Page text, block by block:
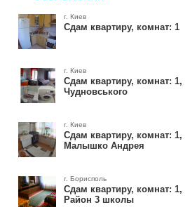
г. Киев
Сдам квартиру, комнат: 1
г. Киев
Сдам квартиру, комнат: 1,
Чудновського
г. Киев
Сдам квартиру, комнат: 1,
Малышко Андрея
г. Борисполь
Сдам квартиру, комнат: 1,
Район 3 школы